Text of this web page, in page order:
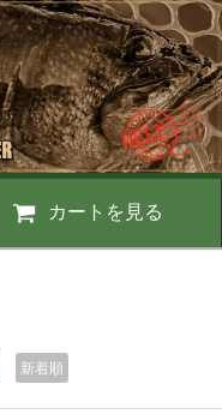
カートを見る
新着順